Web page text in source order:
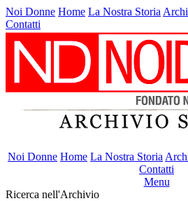
Noi Donne Home La Nostra Storia
Contatti
Noi Donne Home La Nostra Storia
Contatti
Menu
Ricerca nell'Archivio